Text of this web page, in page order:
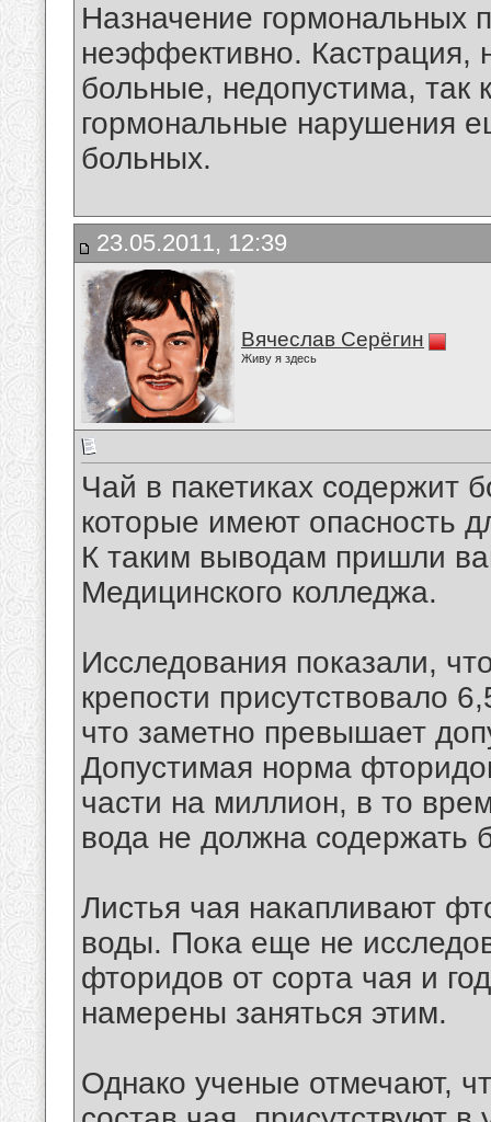
Назначение гормональных
неэффективно. Кастрация,
больные, недопустима, так
гормональные нарушения
больных.
23.05.2011, 12:39
Вячеслав Серёгин
Живу я здесь
Чай в пакетиках содержит
которые имеют опасность
К таким выводам пришли
Медицинского колледжа.
Исследования показали,
крепости присутствовало
что заметно превышает
Допустимая норма
части на миллион, в то
вода не должна содержать
Листья чая накапливают
воды. Пока еще не
фторидов от сорта чая и
намерены заняться этим.
Однако ученые отмечают,